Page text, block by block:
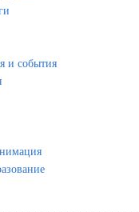
и события